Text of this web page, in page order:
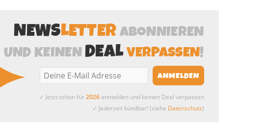
NEWSLETTERABONNIEREN
UND KEINENDEALVERPASSEN!
✓ Jetzt schon für2026anmelden und keinen Deal verpassen
✓ Jederzeit kündbar! (siehe Datenschutz)